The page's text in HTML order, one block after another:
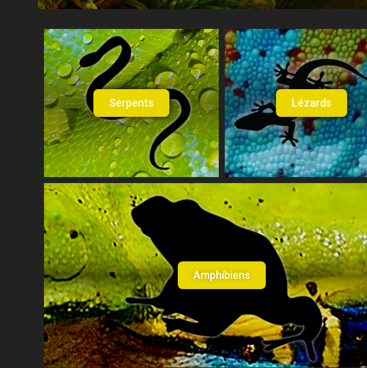
Serpents Lézards
Amphibiens